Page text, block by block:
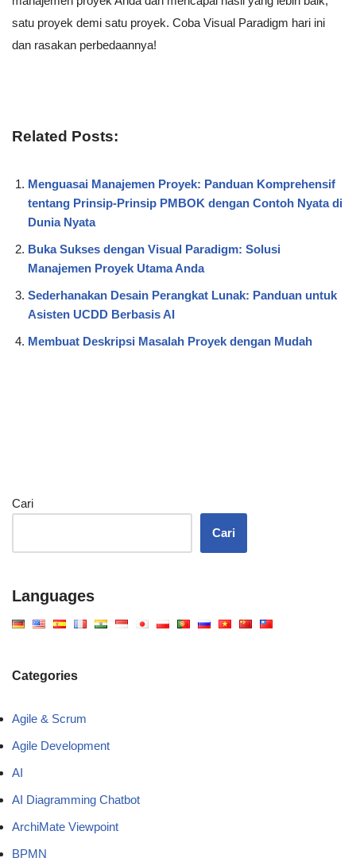
satu proyek demi satu proyek. Coba Visual Paradigm hari ini
dan rasakan perbedaannya!
Related Posts:
Menguasai Manajemen Proyek: Panduan Komprehensif
tentang Prinsip-Prinsip PMBOK dengan Contoh Nyata di
Dunia Nyata
Buka Sukses dengan Visual Paradigm: Solusi
Manajemen Proyek Utama Anda
Sederhanakan Desain Perangkat Lunak: Panduan untuk
Asisten UCDD Berbasis AI
Membuat Deskripsi Masalah Proyek dengan Mudah
Cari
Cari
Languages
Categories
Agile & Scrum
Agile Development
AI
AI Diagramming Chatbot
ArchiMate Viewpoint
BPMN